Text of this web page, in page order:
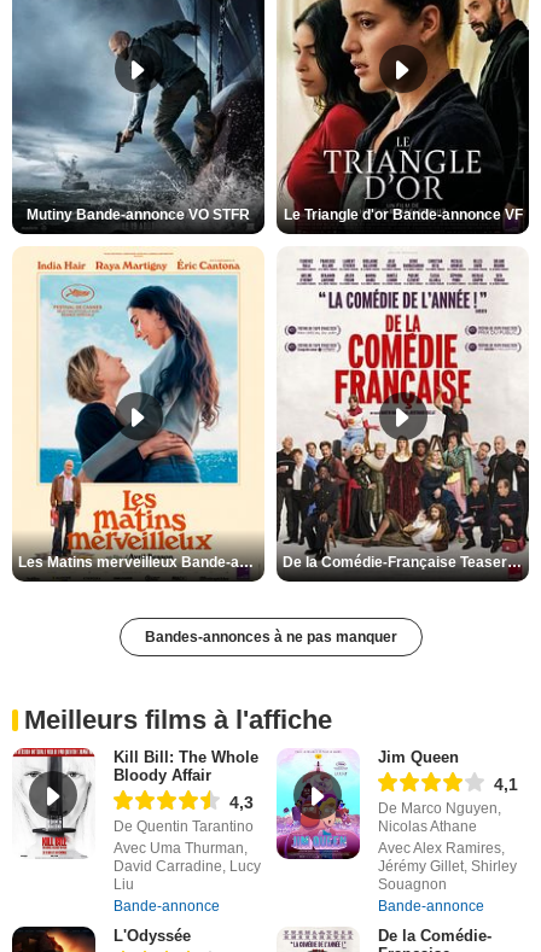
Mutiny Bande-annonce VO STFR Le Triangle d'or Bande-annonce VF
Les Matins merveilleux Bande-annonce VF De la Comédie-Française Teaser VF
Bandes-annonces à ne pas manquer
Meilleurs films à l'affiche
Kill Bill: The Whole
Bloody Affair
4,3
De Quentin Tarantino
Avec Uma Thurman,
David Carradine, Lucy
Liu
Bande-annonce
Jim Queen
4,1
De Marco Nguyen,
Nicolas Athane
Avec Alex Ramires,
Jérémy Gillet, Shirley
Souagnon
Bande-annonce
L'Odyssée
De la Comédie-